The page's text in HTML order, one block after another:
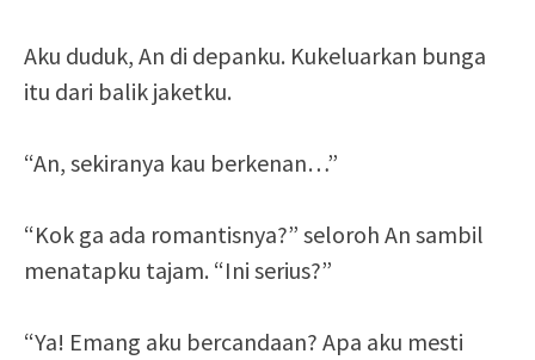
Aku duduk, An di depanku. Kukeluarkan bunga
itu dari balik jaketku.
“An, sekiranya kau berkenan…”
“Kok ga ada romantisnya?” seloroh An sambil
menatapku tajam. “Ini serius?”
“Ya! Emang aku bercandaan? Apa aku mesti